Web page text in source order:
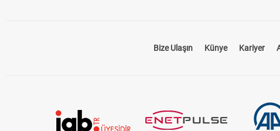
Bize Ulaşın Künye Kariyer